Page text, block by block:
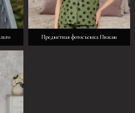
Предметная фотосъемка Пижам